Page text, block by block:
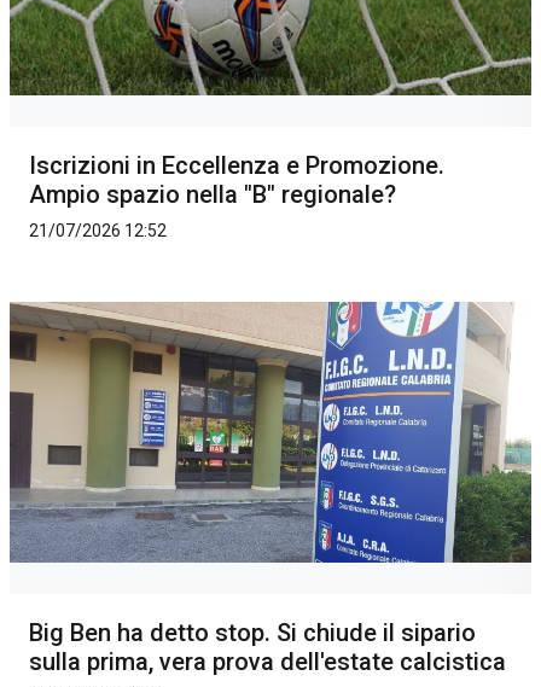
Iscrizioni in Eccellenza e Promozione.
Ampio spazio nella "B" regionale?
21/07/2026 12:52
Big Ben ha detto stop. Si chiude il sipario
sulla prima, vera prova dell'estate calcistica